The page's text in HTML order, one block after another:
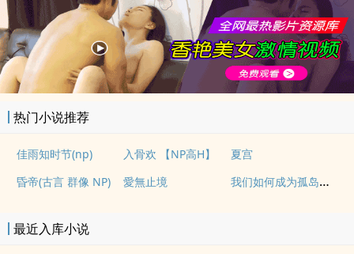
热门小说推荐
佳雨知时节(np) 入骨欢 【NP高H】
夏宫
昏帝(古言 群像 NP)
愛無止境 我们如何成为孤岛（异国，NPH）
最近入库小说